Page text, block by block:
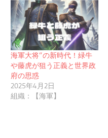
海軍大将”の新時代！緑牛
や藤虎が狙う正義と世界政
府の思惑
2025年4月2日
組織：【海軍】